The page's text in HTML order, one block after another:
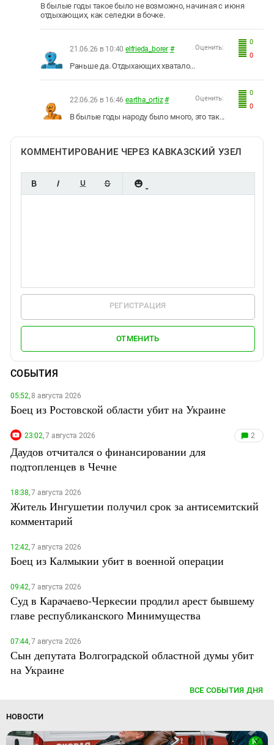
В былые годы такое было не возможно, начиная с июня
отдыхающих, как селедки в бочке.
0
0
Оценить:
21.06.26 в 10:40 elfrieda_borer #
Раньше да. Отдыхающих хватало...
0
0
Оценить:
22.06.26 в 16:46 eartha_ortiz #
В былые годы народу было много, это так...
КОММЕНТИРОВАНИЕ ЧЕРЕЗ КАВКАЗСКИЙ УЗЕЛ
РЕГИСТРАЦИЯ
ОТМЕНИТЬ
СОБЫТИЯ
05:52,8 августа 2026
Боец из Ростовской области убит на Украине
23:02,7 августа 2026 2
Даудов отчитался о финансировании для
подтопленцев в Чечне
18:38,7 августа 2026
Житель Ингушетии получил срок за антисемитский
комментарий
12:42,7 августа 2026
Боец из Калмыкии убит в военной операции
09:42,7 августа 2026
Суд в Карачаево-Черкесии продлил арест бывшему
главе республиканского Минимущества
07:44,7 августа 2026
Сын депутата Волгоградской областной думы убит
на Украине
ВСЕ СОБЫТИЯ ДНЯ
НОВОСТИ